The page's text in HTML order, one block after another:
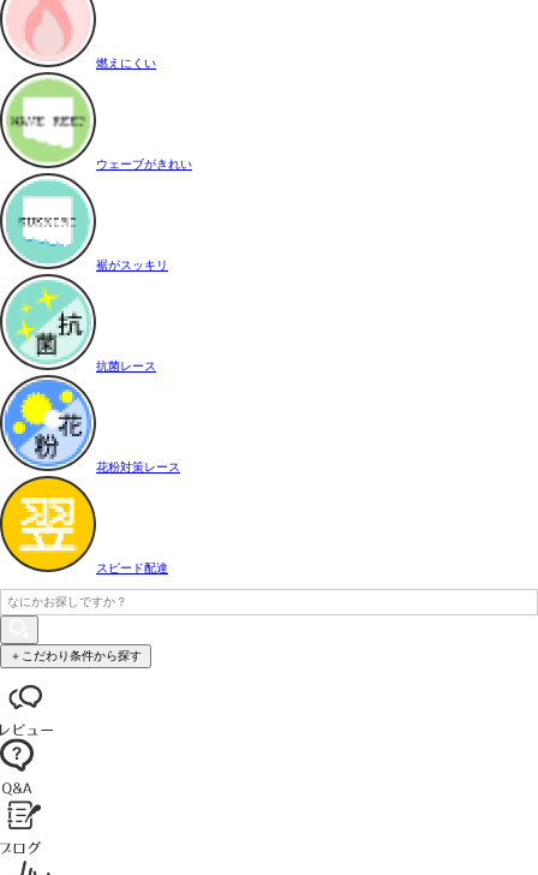
燃えにくい
ウェーブがきれい
裾がスッキリ
抗菌レース
花粉対策レース
スピード配達
＋こだわり条件から探す